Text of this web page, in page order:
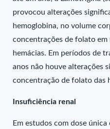
provocou alterações
hemoglobina, no volume
concentrações de folato em
hemácias. Em períodos de
anos não houve alterações
concentração de folato das
Insuficiência renal
Em estudos com dose